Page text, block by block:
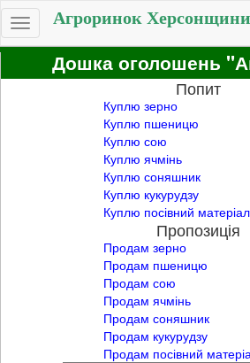
Toggle
navigation
Агроринок Херсонщини
Дошка оголошень
Попит
Куплю зерно
Куплю пшеницю
Куплю сою
Куплю ячмінь
Куплю соняшник
Куплю кукурудзу
Куплю посівний матеріал
Пропозиція
Продам зерно
Продам пшеницю
Продам сою
Продам ячмінь
Продам соняшник
Продам кукурудзу
Продам посівний